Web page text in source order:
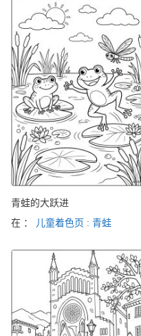
青蛙的大跃进
在 ：
儿童着色页 : 青蛙